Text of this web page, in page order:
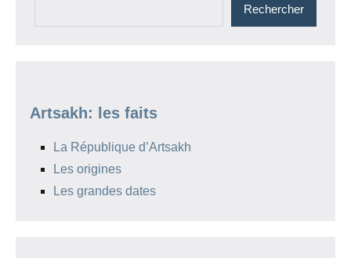
l’article
Rechercher
Artsakh: les faits
La République d’Artsakh
Les origines
Les grandes dates